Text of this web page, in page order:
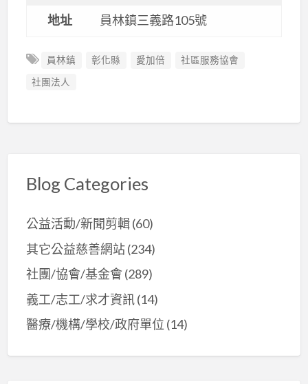
地址 員林鎮三義路105號
員林鎮 彰化縣 愛加倍
社區服務協會
社團法人
Blog Categories
公益活動/新聞剪輯(60)
其它公益慈善網站(234)
社團/協會/基金會 (289)
義工/志工/求才資訊(14)
醫療/機構/學校/政府單位 (14)